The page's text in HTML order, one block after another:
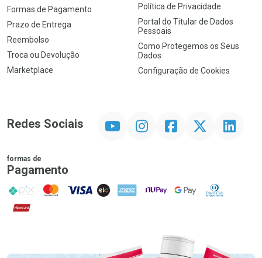
Formas de Pagamento
Prazo de Entrega
Reembolso
Troca ou Devolução
Marketplace
Política de Privacidade
Portal do Titular de Dados
Pessoais
Como Protegemos os Seus
Dados
Configuração de Cookies
Redes Sociais InstagramFacebookTwitter Linkedin
formas de
Pagamento
PIX MasterCard
VISA ELO AMEX NuPay Google PayDiners Club
Hipercard